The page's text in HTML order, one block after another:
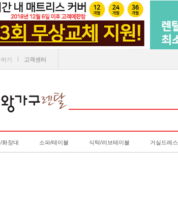
기 ㅣ 고객센터
화장대 소파/테이블 식탁/러브테이블 거실드레스